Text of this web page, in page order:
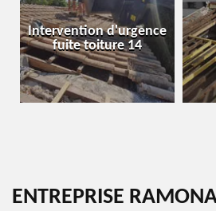
Intervention d'urgence
fuite toiture 14
ENTREPRISE